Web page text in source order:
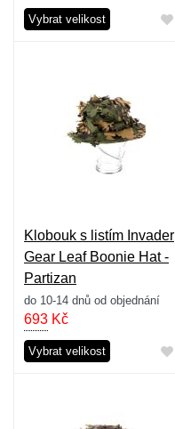
Vybrat velikost
Klobouk s listím Invader
Gear Leaf Boonie Hat -
Partizan
do 10-14 dnů od objednání
693 Kč
Vybrat velikost